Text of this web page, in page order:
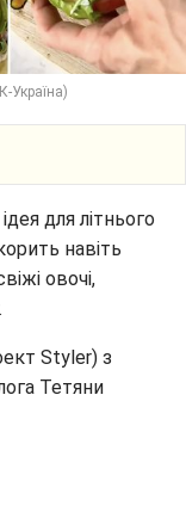
Україна)
для літнього
навіть
овочі,
Styler) з
Тетяни